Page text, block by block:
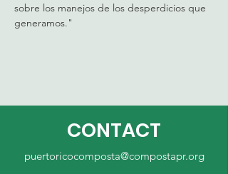
sobre los manejos de los desperdicios que
generamos."
CONTACT
puertoricocomposta@compostapr.org